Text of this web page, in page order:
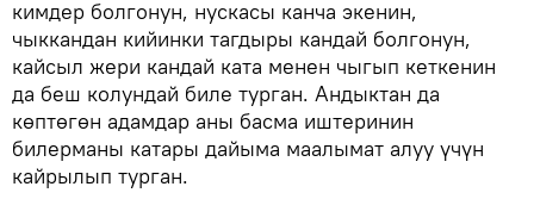
кимдер болгонун, нускасы канча экенин,
чыккандан кийинки тагдыры кандай болгонун,
кайсыл жери кандай ката менен чыгып кеткенин
да беш колундай биле турган. Андыктан да
көптөгөн адамдар аны басма иштеринин
билерманы катары дайыма маалымат алуу үчүн
кайрылып турган.